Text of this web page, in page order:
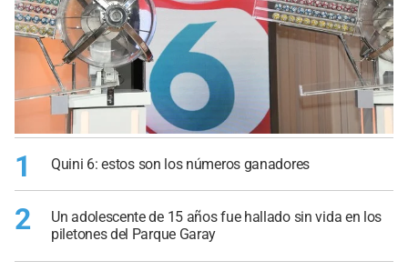
1 Quini 6: estos son los números ganadores
2
Un adolescente de 15 años fue hallado sin vida en los
piletones del Parque Garay